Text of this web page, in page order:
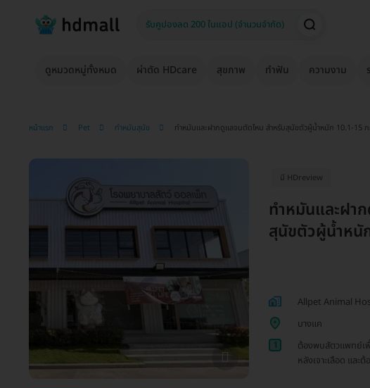
ดูหมวดหมู่ทั้งหมด ผ่าตัด HDcare สุขภาพ ทำฟัน ความงาม
หน้าแรก Pet ทำหมันสุนัข ทำหมันและฝากดูแลจนตัดไหม สำหรับสุนัขตัวผู้น้ำหนัก 10.1-15
มี HDreview
ทำหมันและฝา
สุนัขตัวผู้น้ำหนั
Allpet Animal
บางแค
1
ต้องพบสัตวแพทย์เพื่
หลังเจาะเลือด แล